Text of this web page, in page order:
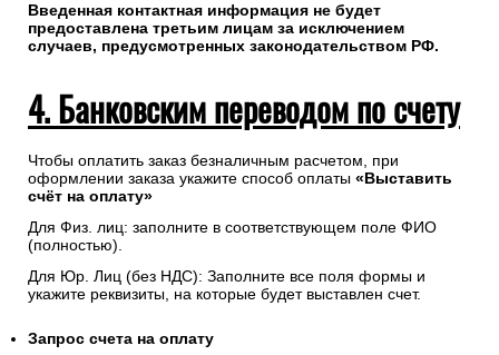
Введенная контактная информация не будет
предоставлена третьим лицам за исключением
случаев, предусмотренных законодательством РФ.
4. Банковским переводом по счету
Чтобы оплатить заказ безналичным расчетом, при
оформлении заказа укажите способ оплаты «Выставить
счёт на оплату»
Для Физ. лиц: заполните в соответствующем поле ФИО
(полностью).
Для Юр. Лиц (без НДС): Заполните все поля формы и
укажите реквизиты, на которые будет выставлен счет.
Запрос счета на оплату